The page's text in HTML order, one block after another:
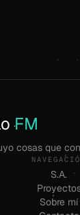
FM
cosas que
S.A.
Sobre mí